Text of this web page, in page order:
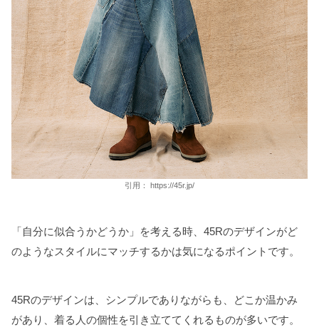
引用： https://45r.jp/
「自分に似合うかどうか」を考える時、45Rのデザインがど
のようなスタイルにマッチするかは気になるポイントです。
45Rのデザインは、シンプルでありながらも、どこか温かみ
があり、着る人の個性を引き立ててくれるものが多いです。